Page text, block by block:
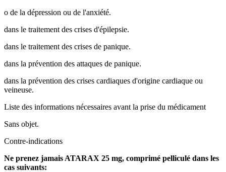
o de la dépression ou de l'anxiété.
dans le traitement des crises d'épilepsie.
dans le traitement des crises de panique.
dans la prévention des attaques de panique.
dans la prévention des crises cardiaques d'origine cardiaque ou
veineuse.
Liste des informations nécessaires avant la prise du médicament
Sans objet.
Contre-indications
Ne prenez jamais ATARAX 25 mg, comprimé pelliculé dans les
cas suivants: